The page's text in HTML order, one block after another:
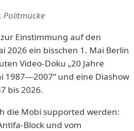
Politmucke
Einstimmung auf den
2026 ein bisschen 1. Mai Berlin
Video-Doku „20 Jahre
1987—2007“ und eine Diashow
bis 2026.
die Mobi supported werden:
Block und vom